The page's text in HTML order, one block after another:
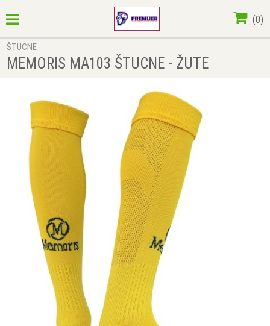
(0)
ŠTUCNE
MEMORIS MA103 ŠTUCNE - ŽUTE